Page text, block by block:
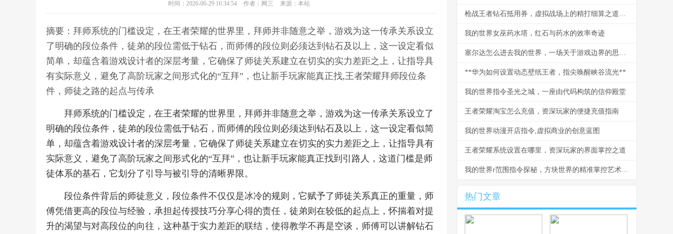
时间：2026-06-29 16:34:54 作者：网三 来源：本站
摘要：拜师系统的门槛设定，在王者荣耀的世界里，拜师并非随意之举，游戏为这一传承关系设立
了明确的段位条件，徒弟的段位需低于钻石，而师傅的段位则必须达到钻石及以上，这一设定看似
简单，却蕴含着游戏设计者的深层考量，它确保了师徒关系建立在切实的实力差距之上，让指导具
有实际意义，避免了高阶玩家之间形式化的“互拜”，也让新手玩家能真正找,王者荣耀拜师段位条
件，师徒之路的起点与传承
拜师系统的门槛设定，在王者荣耀的世界里，拜师并非随意之举，游戏为这一传承关系设立了
明确的段位条件，徒弟的段位需低于钻石，而师傅的段位则必须达到钻石及以上，这一设定看似简
单，却蕴含着游戏设计者的深层考量，它确保了师徒关系建立在切实的实力差距之上，让指导具有
实际意义，避免了高阶玩家之间形式化的“互拜”，也让新手玩家能真正找到引路人，这道门槛是师
徒体系的基石，它划分了引导与被引导的清晰界限。
段位条件背后的师徒意义，段位条件不仅仅是冰冷的规则，它赋予了师徒关系真正的重量，师
傅凭借更高的段位与经验，承担起传授技巧分享心得的责任，徒弟则在较低的起点上，怀揣着对提
升的渴望与对高段位的向往，这种基于实力差距的联结，使得教学不再是空谈，师傅可以讲解钻石
枪战王者钻石抵用券，虚拟战场上的精打细算之道，副标题，一张抵用券背后的战术与经济学
我的世界女巫药水塔，红石与药水的效率奇迹
塞尔达怎么进去我的世界，一场关于游戏边界的思想漫游
**华为如何设置动态壁纸王者，指尖唤醒峡谷流光**
我的世界指令圣光之城，一座由代码构筑的信仰殿堂
王者荣耀淘宝怎么充值，资深玩家的便捷充值指南
我的世界动漫开店指令,虚拟商业的创意蓝图
王者荣耀系统设置在哪里，资深玩家的界面掌控之道
我的世界r范围指令探秘，方块世界的精准掌控艺术，副标题，半径与规则的魔法
热门文章